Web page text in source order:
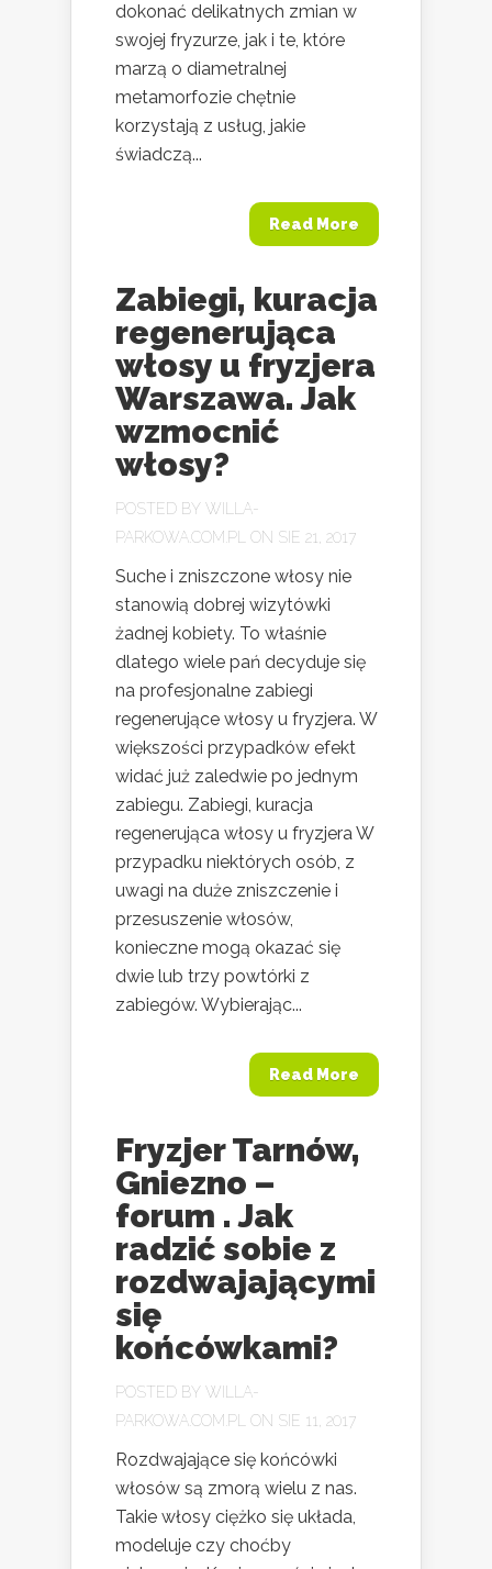
dokonać delikatnych zmian w
swojej fryzurze, jak i te, które
marzą o diametralnej
metamorfozie chętnie
korzystają z usług, jakie
świadczą...
Read More
Zabiegi, kuracja
regenerująca
włosy u fryzjera
Warszawa. Jak
wzmocnić
włosy?
POSTED BY WILLA-
PARKOWA.COM.PL
ON SIE 21, 2017
Suche i zniszczone włosy nie
stanowią dobrej wizytówki
żadnej kobiety. To właśnie
dlatego wiele pań decyduje się
na profesjonalne zabiegi
regenerujące włosy u fryzjera. W
większości przypadków efekt
widać już zaledwie po jednym
zabiegu. Zabiegi, kuracja
regenerująca włosy u fryzjera W
przypadku niektórych osób, z
uwagi na duże zniszczenie i
przesuszenie włosów,
konieczne mogą okazać się
dwie lub trzy powtórki z
zabiegów. Wybierając...
Read More
Fryzjer Tarnów,
Gniezno –
forum . Jak
radzić sobie z
rozdwajającymi
się
końcówkami?
POSTED BY WILLA-
PARKOWA.COM.PL
ON SIE 11, 2017
Rozdwajające się końcówki
włosów są zmorą wielu z nas.
Takie włosy ciężko się układa,
modeluje czy choćby